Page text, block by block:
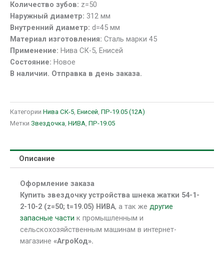
2
(z=50;
t=19.05)
НИВА
Количество зубов: z=50
Наружный диаметр: 312 мм
Внутренний диаметр: d=45 мм
Материал изготовления: Сталь марки 45
Применение: Нива СК-5, Енисей
Состояние: Новое
В наличии. Отправка в день заказа.
Категории Нива СК-5 Енисей ПР-19.05 (12A)
Метки Звездочка НИВА ПР-19.05
Описание
Оформление заказа
Купить звездочку устройства шнека жатки 54-1-
2-10-2 (z=50; t=19.05) НИВА, а так же другие
запасные части к промышленным и
сельскохозяйственным машинам в интернет-
магазине «АгроКод».